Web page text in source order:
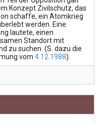
Konzept Zivilschutz, das
schaffe, ein Atomkrieg
werden. Eine
lautete, einen
Standort mit
zu suchen. (S. dazu die
vom 4.12.1988).